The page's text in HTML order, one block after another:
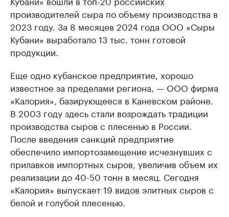
производителей сыра по объему производства в
2023 году. За 8 месяцев 2024 года ООО «Сыры
Кубани» выработало 13 тыс. тонн готовой
продукции.
Еще одно кубанское предприятие, хорошо
известное за пределами региона, — ООО фирма
«Калория», базирующееся в Каневском районе.
В 2003 году здесь стали возрождать традиции
производства сыров с плесенью в России.
После введения санкций предприятие
обеспечило импортозамещение исчезнувших с
прилавков импортных сыров, увеличив объем их
реализации до 40-50 тонн в месяц. Сегодня
«Калория» выпускает 19 видов элитных сыров с
белой и голубой плесенью.